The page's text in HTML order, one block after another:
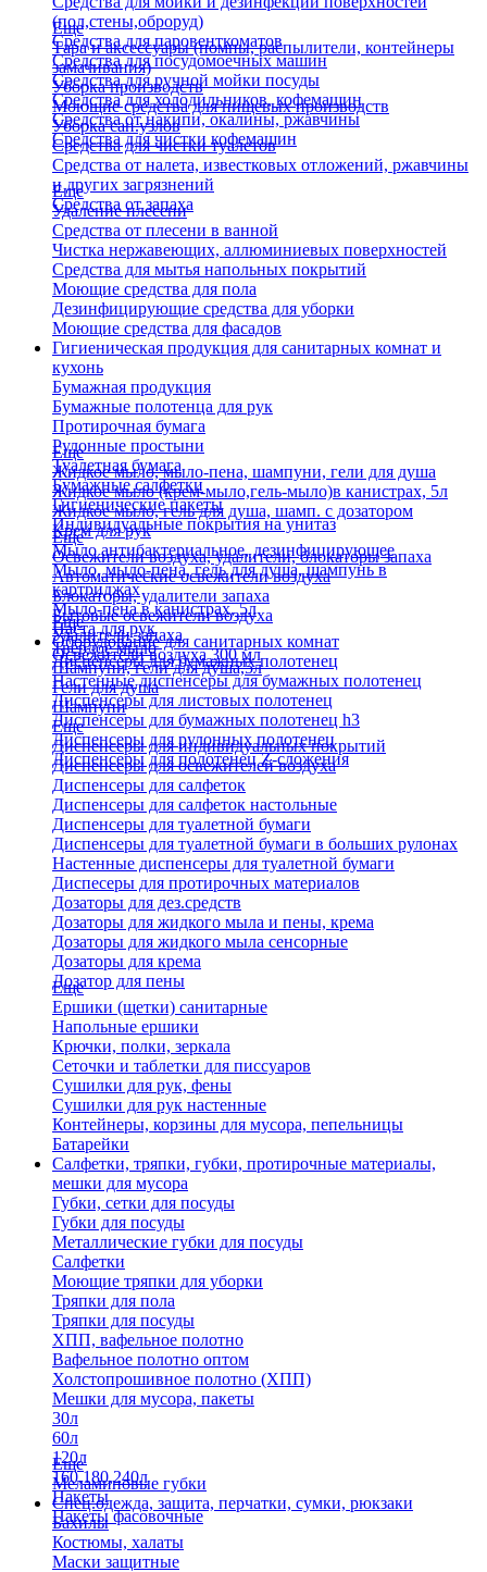
(пол,стены,оброруд)
Средства для паровенткоматов
Средства для посудомоечных машин
Средства для ручной мойки посуды
Средства для холодильников, кофемашин
Средства от накипи, окалины, ржавчины
Средства для чистки кофемашин
Еще
Тара и аксессуары (помпы, распылители, контейнеры
замачивания)
Уборка производств
Моющие средства для пищевых производств
Уборка сан.узлов
Средства для чистки туалетов
Средства от налета, известковых отложений, ржавчины
и других загрязнений
Средства от запаха
Еще
Удаление плесени
Средства от плесени в ванной
Чистка нержавеющих, аллюминиевых поверхностей
Средства для мытья напольных покрытий
Моющие средства для пола
Дезинфицирующие средства для уборки
Моющие средства для фасадов
Гигиеническая продукция для санитарных комнат и
кухонь
Бумажная продукция
Бумажные полотенца для рук
Протирочная бумага
Рулонные простыни
Туалетная бумага
Бумажные салфетки
Гигиенические пакеты
Индивидуальные покрытия на унитаз
Еще
Жидкое мыло, мыло-пена, шампуни, гели для душа
Жидкое мыло (крем-мыло,гель-мыло)в канистрах, 5л
Жидкое мыло, гель для душа, шамп. с дозатором
Крем для рук
Мыло антибактериальное, дезинфицирующее
Мыло, мыло-пена, гель для душа, шампунь в
картриджах
Мыло-пена в канистрах, 5л
Паста для рук
Твердое мыло
Шампуни, гели для душа,5л
Гели для душа
Шампуни
Еще
Освежители воздуха, удалители, блокаторы запаха
Автоматические освежители воздуха
Блокаторы, удалители запаха
Бытовые освежители воздуха
Удалители запаха
Освежители воздуха 300 мл
Еще
Оборудование для санитарных комнат
Диспенсеры для бумажных полотенец
Настенные диспенсеры для бумажных полотенец
Диспенсеры для листовых полотенец
Диспенсеры для бумажных полотенец h3
Диспенсеры для рулонных полотенец
Диспенсеры для полотенец Z-сложения
Еще
Диспенсеры для индивидуальных покрытий
Диспенсеры для освежителей воздуха
Диспенсеры для салфеток
Диспенсеры для салфеток настольные
Диспенсеры для туалетной бумаги
Диспенсеры для туалетной бумаги в больших рулонах
Настенные диспенсеры для туалетной бумаги
Диспесеры для протирочных материалов
Дозаторы для дез.средств
Дозаторы для жидкого мыла и пены, крема
Дозаторы для жидкого мыла сенсорные
Дозаторы для крема
Дозатор для пены
Еще
Ершики (щетки) санитарные
Напольные ершики
Крючки, полки, зеркала
Сеточки и таблетки для писсуаров
Сушилки для рук, фены
Сушилки для рук настенные
Контейнеры, корзины для мусора, пепельницы
Батарейки
Салфетки, тряпки, губки, протирочные материалы,
мешки для мусора
Губки, сетки для посуды
Губки для посуды
Металлические губки для посуды
Салфетки
Моющие тряпки для уборки
Тряпки для пола
Тряпки для посуды
ХПП, вафельное полотно
Вафельное полотно оптом
Холстопрошивное полотно (ХПП)
Мешки для мусора, пакеты
30л
60л
120л
160,180,240л
Пакеты
Пакеты фасовочные
Еще
Меламиновые губки
Спец.одежда, защита, перчатки, сумки, рюкзаки
Бахилы
Костюмы, халаты
Маски защитные